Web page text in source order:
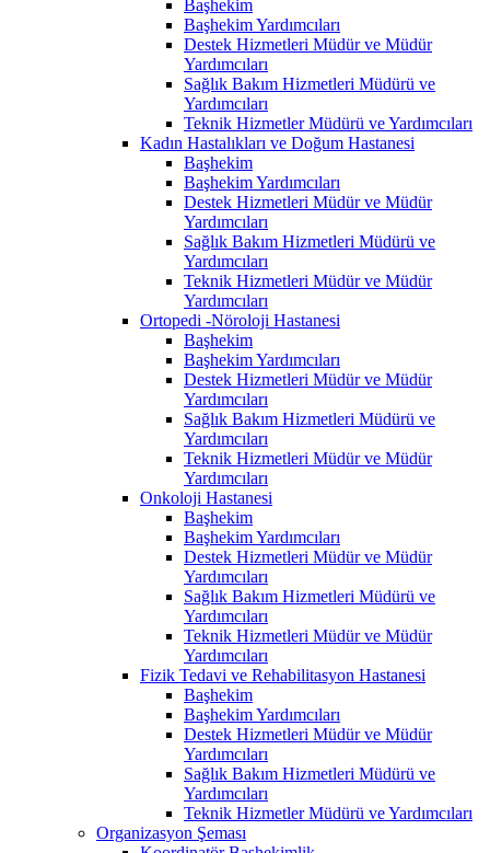
Başhekim
Başhekim Yardımcıları
Destek Hizmetleri Müdür ve Müdür
Yardımcıları
Sağlık Bakım Hizmetleri Müdürü ve
Yardımcıları
Teknik Hizmetler Müdürü ve Yardımcıları
Kadın Hastalıkları ve Doğum Hastanesi
Başhekim
Başhekim Yardımcıları
Destek Hizmetleri Müdür ve Müdür
Yardımcıları
Sağlık Bakım Hizmetleri Müdürü ve
Yardımcıları
Teknik Hizmetleri Müdür ve Müdür
Yardımcıları
Ortopedi -Nöroloji Hastanesi
Başhekim
Başhekim Yardımcıları
Destek Hizmetleri Müdür ve Müdür
Yardımcıları
Sağlık Bakım Hizmetleri Müdürü ve
Yardımcıları
Teknik Hizmetleri Müdür ve Müdür
Yardımcıları
Onkoloji Hastanesi
Başhekim
Başhekim Yardımcıları
Destek Hizmetleri Müdür ve Müdür
Yardımcıları
Sağlık Bakım Hizmetleri Müdürü ve
Yardımcıları
Teknik Hizmetleri Müdür ve Müdür
Yardımcıları
Fizik Tedavi ve Rehabilitasyon Hastanesi
Başhekim
Başhekim Yardımcıları
Destek Hizmetleri Müdür ve Müdür
Yardımcıları
Sağlık Bakım Hizmetleri Müdürü ve
Yardımcıları
Teknik Hizmetler Müdürü ve Yardımcıları
Organizasyon Şeması